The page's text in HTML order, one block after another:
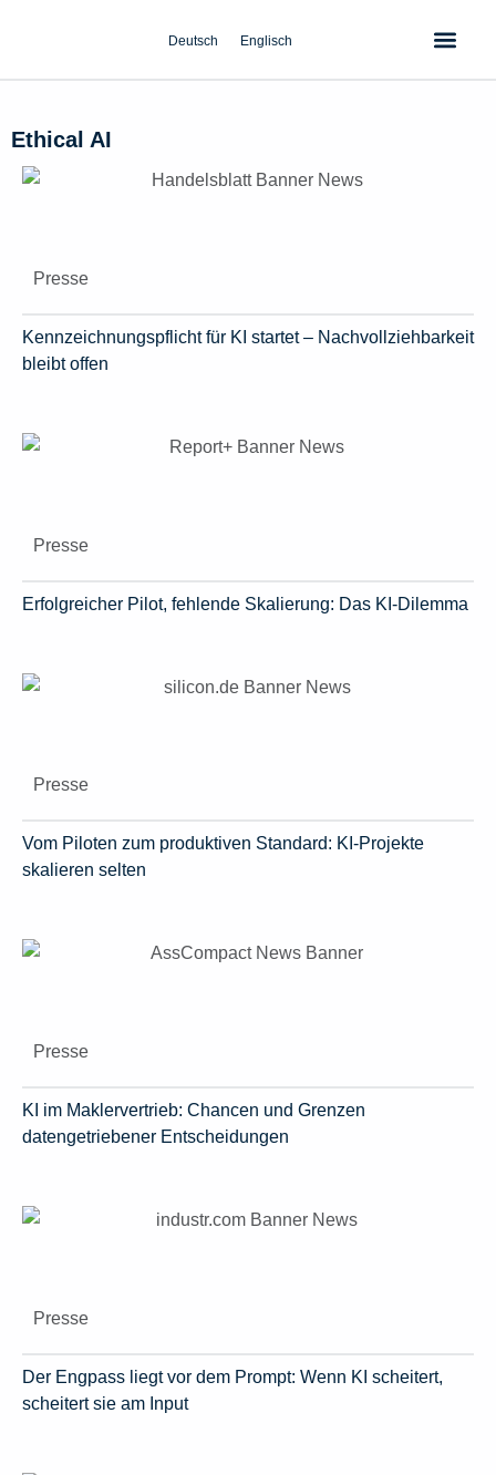
Deutsch Englisch
Ethical AI
Presse
Kennzeichnungspflicht für KI startet – Nachvollziehbarkeit
bleibt offen
Presse
Erfolgreicher Pilot, fehlende Skalierung: Das KI-Dilemma
Presse
Vom Piloten zum produktiven Standard: KI-Projekte
skalieren selten
Presse
KI im Maklervertrieb: Chancen und Grenzen
datengetriebener Entscheidungen
Presse
Der Engpass liegt vor dem Prompt: Wenn KI scheitert,
scheitert sie am Input